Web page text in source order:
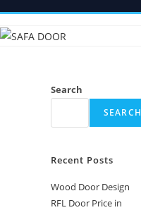
to
Search
SEARCH
Recent Posts
Wood Door Design
RFL Door Price in